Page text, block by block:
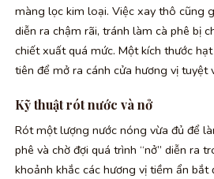
màng lọc kim loại. Việc xay thô cũng
diễn ra chậm rãi, tránh làm cà phê bị
chiết xuất quá mức. Một kích thước
tiên để mở ra cánh cửa hương vị tuyệt
Kỹ thuật rót nước và nở
Rót một lượng nước nóng vừa đủ để
phê và chờ đợi quá trình “nở” diễn ra
khoảnh khắc các hương vị tiềm ẩn bắt